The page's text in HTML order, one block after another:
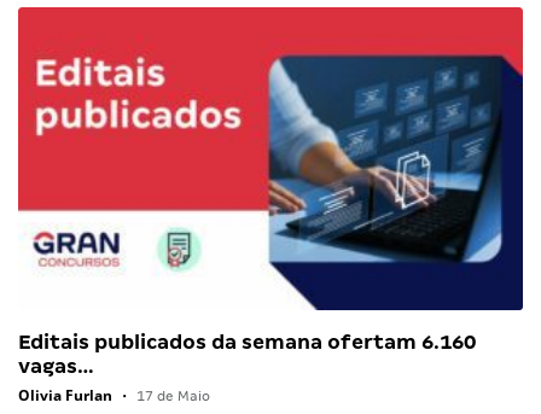
Editais publicados da semana ofertam 6.160
vagas…
Olivia Furlan • 17 de Maio